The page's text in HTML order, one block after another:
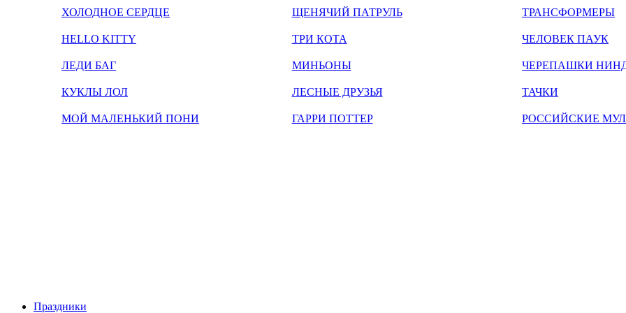
ХОЛОДНОЕ СЕРДЦЕ
HELLO KITTY
ЛЕДИ БАГ
КУКЛЫ ЛОЛ
МОЙ МАЛЕНЬКИЙ ПОНИ
ЩЕНЯЧИЙ ПАТРУЛЬ
ТРИ КОТА
МИНЬОНЫ
ЛЕСНЫЕ ДРУЗЬЯ
ГАРРИ ПОТТЕР
ТРАНСФОРМЕРЫ
ЧЕЛОВЕК ПАУК
ЧЕРЕПАШКИ
ТАЧКИ
РОССИЙСКИЕ
Праздники